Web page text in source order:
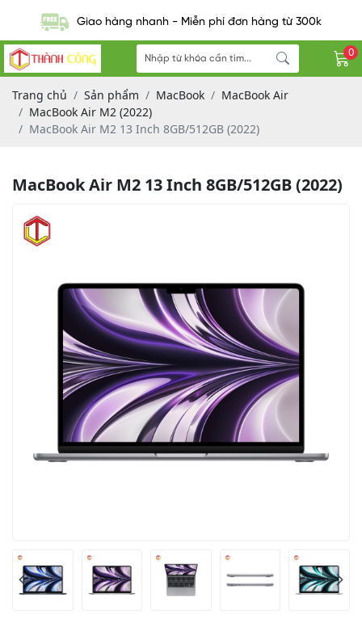
Giao hàng nhanh - Miễn phí đơn hàng từ 300k
0
Trang chủ Sản phẩm MacBook
MacBook Air
MacBook Air M2 (2022)
MacBook Air M2 13 Inch 8GB/512GB (2022)
MacBook Air M2 13 Inch 8GB/512GB (2022)